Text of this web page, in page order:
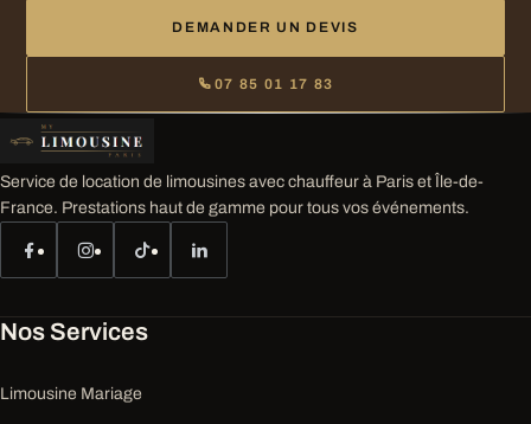
DEMANDER UN DEVIS
07 85 01 17 83
Service de location de limousines avec chauffeur à Paris et Île-de-
France. Prestations haut de gamme pour tous vos événements.
Nos Services
Limousine Mariage